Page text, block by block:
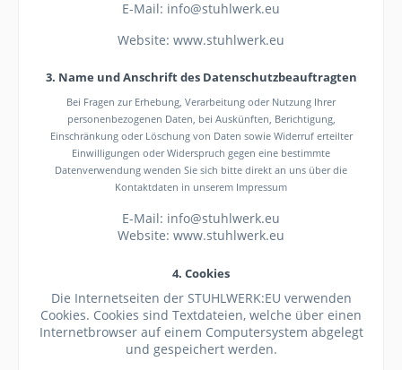
E-Mail: info@stuhlwerk.eu
Website: www.stuhlwerk.eu
3. Name und Anschrift des Datenschutzbeauftragten
Bei Fragen zur Erhebung, Verarbeitung oder Nutzung Ihrer
personenbezogenen Daten, bei Auskünften, Berichtigung,
Einschränkung oder Löschung von Daten sowie Widerruf erteilter
Einwilligungen oder Widerspruch gegen eine bestimmte
Datenverwendung wenden Sie sich bitte direkt an uns über die
Kontaktdaten in unserem Impressum
E-Mail: info@stuhlwerk.eu
Website: www.stuhlwerk.eu
4. Cookies
Die Internetseiten der STUHLWERK:EU verwenden
Cookies. Cookies sind Textdateien, welche über einen
Internetbrowser auf einem Computersystem abgelegt
und gespeichert werden.